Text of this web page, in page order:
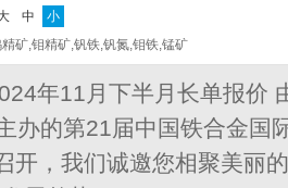
中
小
矿,钼精矿,钒铁,钒氮,钼铁,锰矿
年11月下半月长单报价
办的第21届中国铁合金国
开，我们诚邀您相聚美丽